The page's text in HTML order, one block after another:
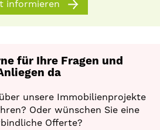
informieren
für Ihre Fragen und
da
unsere Immobilienprojekte
Oder wünschen Sie eine
Offerte?